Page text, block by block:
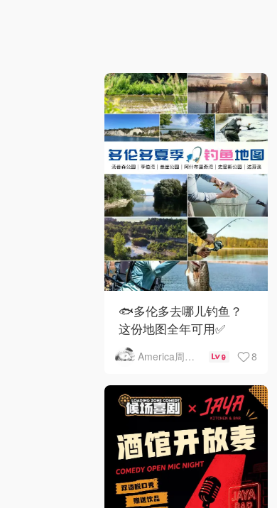
🐟多伦多去哪儿钓鱼？
这份地图全年可用✅
America周末快讯 9 8